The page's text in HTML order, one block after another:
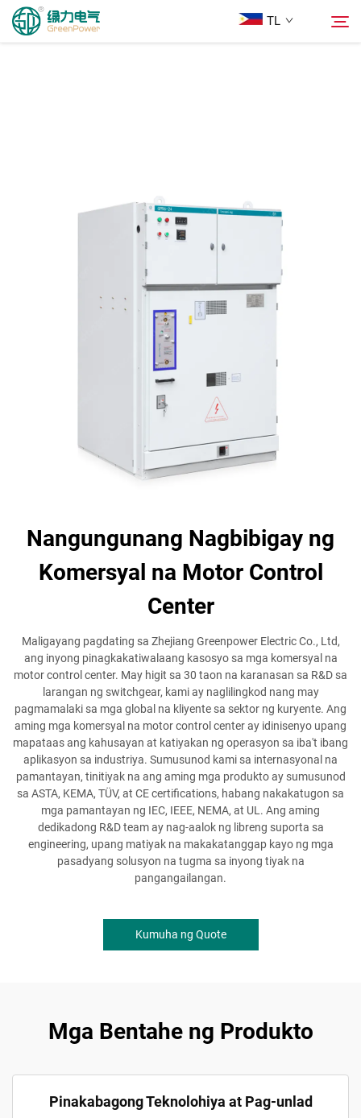
TL
Makipag-ugnayan sa Amin
Nangungunang Nagbibigay ng
Komersyal na Motor Control
Center
Maligayang pagdating sa Zhejiang Greenpower Electric Co., Ltd,
ang inyong pinagkakatiwalaang kasosyo sa mga komersyal na
motor control center. May higit sa 30 taon na karanasan sa R&D sa
larangan ng switchgear, kami ay naglilingkod nang may
pagmamalaki sa mga global na kliyente sa sektor ng kuryente. Ang
aming mga komersyal na motor control center ay idinisenyo upang
mapataas ang kahusayan at katiyakan ng operasyon sa iba't ibang
aplikasyon sa industriya. Sumusunod kami sa internasyonal na
pamantayan, tinitiyak na ang aming mga produkto ay sumusunod
sa ASTA, KEMA, TÜV, at CE certifications, habang nakakatugon sa
mga pamantayan ng IEC, IEEE, NEMA, at UL. Ang aming
dedikadong R&D team ay nag-aalok ng libreng suporta sa
engineering, upang matiyak na makakatanggap kayo ng mga
pasadyang solusyon na tugma sa inyong tiyak na
pangangailangan.
Kumuha ng Quote
Mga Bentahe ng Produkto
Pinakabagong Teknolohiya at Pag-unlad